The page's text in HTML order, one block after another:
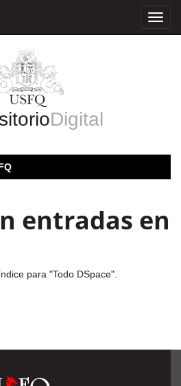
Digital
entradas en
para "Todo DSpace".